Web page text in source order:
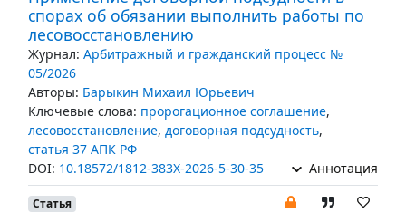
спорах об обязании выполнить работы по
лесовосстановлению
Журнал: Арбитражный и гражданский процесс №
05/2026
Авторы: Барыкин Михаил Юрьевич
Ключевые слова: пророгационное соглашение,
лесовосстановление, договорная подсудность,
статья 37 АПК РФ
DOI: 10.18572/1812-383X-2026-5-30-35 Аннотация
Статья